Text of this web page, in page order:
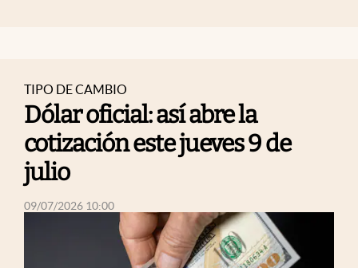
TIPO DE CAMBIO
Dólar oficial: así abre la
cotización este jueves 9 de
julio
09/07/2026 10:00